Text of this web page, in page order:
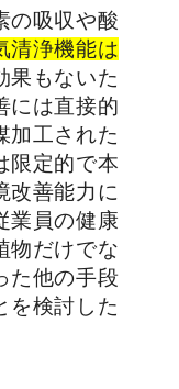
の吸収や酸
清浄機能は
果もないた
には直接的
加工された
限定的で本
改善能力に
業員の健康
物だけでな
た他の手段
を検討した